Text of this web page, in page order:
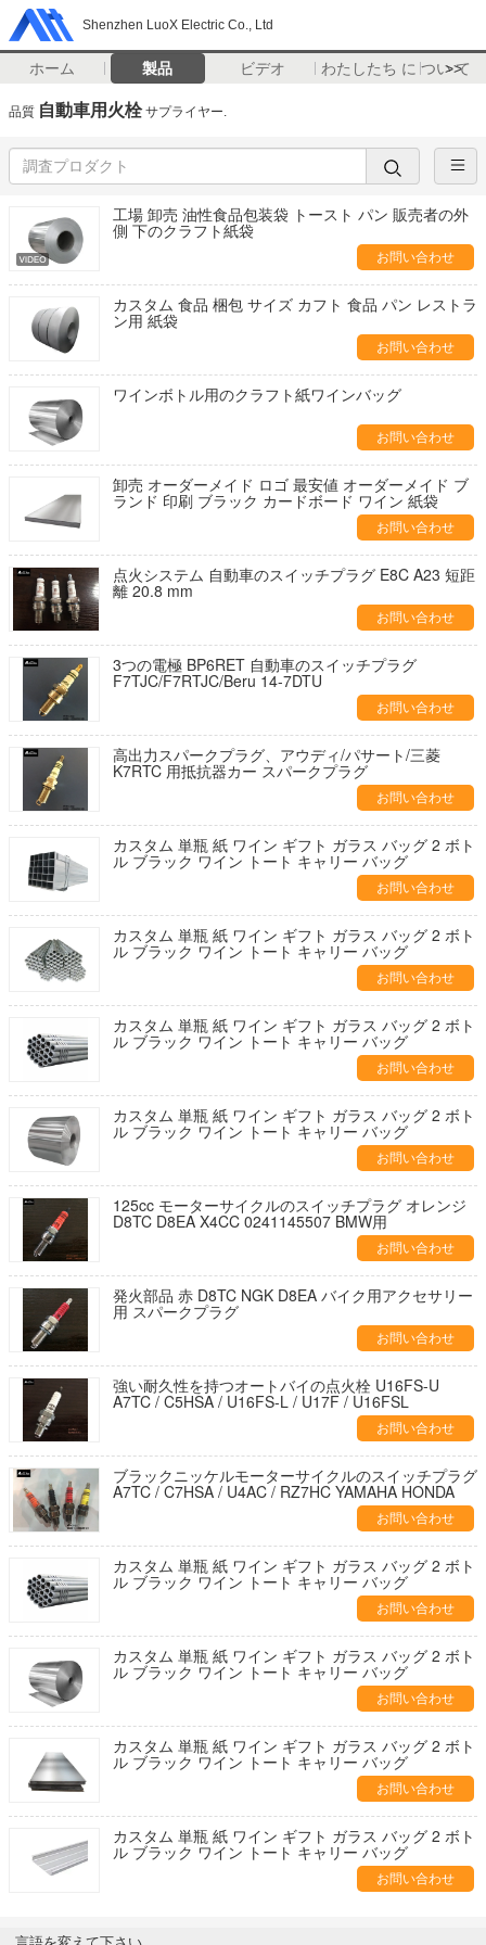
Shenzhen LuoX Electric Co., Ltd
ホーム 製品 ビデオ わたしたち に つい て
>>
品質 自動車用火栓サプライヤー.
工場 卸売 油性食品包装袋 トースト パン 販売者の外
側 下のクラフト紙袋
お問い合わせ
カスタム 食品 梱包 サイズ カフト 食品 パン レストラ
ン用 紙袋
お問い合わせ
ワインボトル用のクラフト紙ワインバッグ
お問い合わせ
卸売 オーダーメイド ロゴ 最安値 オーダーメイド ブ
ランド 印刷 ブラック カードボード ワイン 紙袋
お問い合わせ
点火システム 自動車のスイッチプラグ E8C A23 短距
離 20.8 mm
お問い合わせ
3つの電極 BP6RET 自動車のスイッチプラグ
F7TJC/F7RTJC/Beru 14-7DTU
お問い合わせ
高出力スパークプラグ、アウディ/パサート/三菱
K7RTC 用抵抗器カー スパークプラグ
お問い合わせ
カスタム 単瓶 紙 ワイン ギフト ガラス バッグ 2 ボト
ル ブラック ワイン トート キャリー バッグ
お問い合わせ
カスタム 単瓶 紙 ワイン ギフト ガラス バッグ 2 ボト
ル ブラック ワイン トート キャリー バッグ
お問い合わせ
カスタム 単瓶 紙 ワイン ギフト ガラス バッグ 2 ボト
ル ブラック ワイン トート キャリー バッグ
お問い合わせ
カスタム 単瓶 紙 ワイン ギフト ガラス バッグ 2 ボト
ル ブラック ワイン トート キャリー バッグ
お問い合わせ
125cc モーターサイクルのスイッチプラグ オレンジ
D8TC D8EA X4CC 0241145507 BMW用
お問い合わせ
発火部品 赤 D8TC NGK D8EA バイク用アクセサリー
用 スパークプラグ
お問い合わせ
強い耐久性を持つオートバイの点火栓 U16FS-U
A7TC / C5HSA / U16FS-L / U17F / U16FSL
お問い合わせ
ブラックニッケルモーターサイクルのスイッチプラグ
A7TC / C7HSA / U4AC / RZ7HC YAMAHA HONDA
お問い合わせ
カスタム 単瓶 紙 ワイン ギフト ガラス バッグ 2 ボト
ル ブラック ワイン トート キャリー バッグ
お問い合わせ
カスタム 単瓶 紙 ワイン ギフト ガラス バッグ 2 ボト
ル ブラック ワイン トート キャリー バッグ
お問い合わせ
カスタム 単瓶 紙 ワイン ギフト ガラス バッグ 2 ボト
ル ブラック ワイン トート キャリー バッグ
お問い合わせ
カスタム 単瓶 紙 ワイン ギフト ガラス バッグ 2 ボト
ル ブラック ワイン トート キャリー バッグ
お問い合わせ